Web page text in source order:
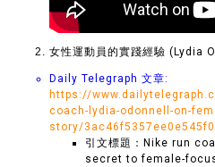
女性運動員的實踐經驗 (Lydia
Daily Telegraph 文章:
https://
coach-lydia-odonnell-on-
story/
引文標題：Nike run
secret to female-